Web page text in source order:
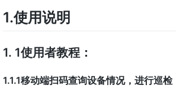
1.使用说明
1. 1使用者教程：
1.1.1移动端扫码查询设备情况，进行巡检